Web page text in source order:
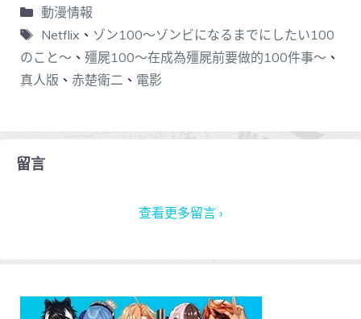
動漫情報
Netflix 、 ゾン100～ゾンビになるまでにしたい100
のこと～ 、 殭屍100～在成為殭屍前要做的100件事～ 、
真人版 、 赤楚衛二 、 電影
留言
查看更多留言 ›